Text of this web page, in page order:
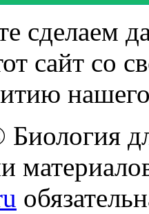
сделаем
сайт со